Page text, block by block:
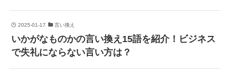
2025-01-17 言い換え
いかがなものかの言い換え15語を紹介！ビジネス
で失礼にならない言い方は？